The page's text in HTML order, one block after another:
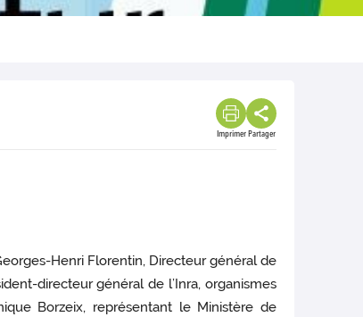
Imprimer Partager
Henri Florentin, Directeur général de
directeur général de l’Inra, organismes
Borzeix, représentant le Ministère de